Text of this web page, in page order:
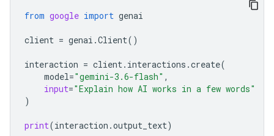
from google import genai
client = genai .Client()
interaction = client. interactions .create(
model="gemini-3.6-flash" ,
input="Explain how AI works in a few words"
)
print(interaction .output_text)